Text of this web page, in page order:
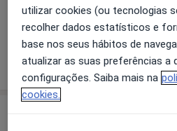
Crianças
Mostrar mais
utilizar cookies (ou tecnologias
recolher dados estatísticos e
base nos seus hábitos de
atualizar as suas preferências a
configurações. Saiba mais na
cookies.